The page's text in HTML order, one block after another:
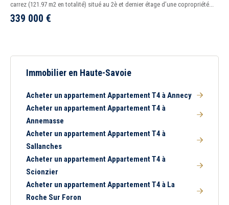
carrez (121.97 m2 en totalité) situé au 2è et dernier étage d’une copropriété...
339 000 €
Immobilier en Haute-Savoie
Acheter un appartement Appartement T4 à Annecy
Acheter un appartement Appartement T4 à
Annemasse
Acheter un appartement Appartement T4 à
Sallanches
Acheter un appartement Appartement T4 à
Scionzier
Acheter un appartement Appartement T4 à La
Roche Sur Foron